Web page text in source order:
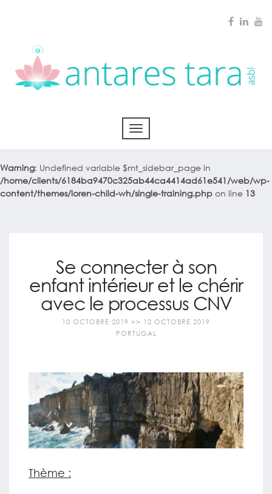
Warning: Undefined variable $mt_sidebar_page in
/home/clients/6184ba9470c325ab44ca4414ad61e541/web/wp-
content/themes/loren-child-wh/single-training.php on line 13
Se connecter à son
enfant intérieur et le chérir
avec le processus CNV
10 OCTOBRE 2019 >> 12 OCTOBRE 2019
PORTUGAL
Thème :